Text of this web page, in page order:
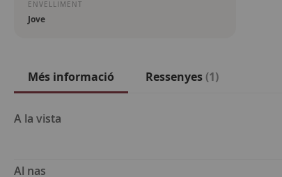
ENVELLIMENT
Jove
Més informació
Més
A la vista
Al nas
Ressenyes 1